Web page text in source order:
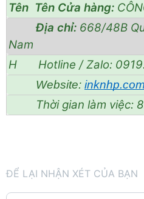
Tên Tên Cửa hàng:
Địa chỉ: 668/48B
Nam
H Hotline / Zalo:
Website: inknhp.com
Thời gian làm việc:
ĐỂ LẠI NHẬN XÉT CỦA BẠN